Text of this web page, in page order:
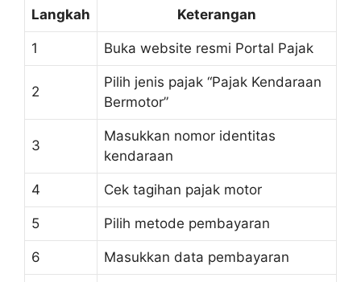
Langkah Keterangan
1 Buka website resmi Portal Pajak
2
Pilih jenis pajak “Pajak Kendaraan
Bermotor”
3
Masukkan nomor identitas
kendaraan
4 Cek tagihan pajak motor
5 Pilih metode pembayaran
6 Masukkan data pembayaran